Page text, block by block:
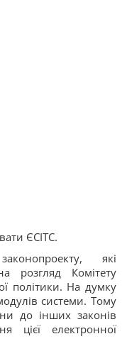
ЄСІТС.
які
розгляд Комітету
політики. На думку
системи. Тому
до інших законів
цієї електронної